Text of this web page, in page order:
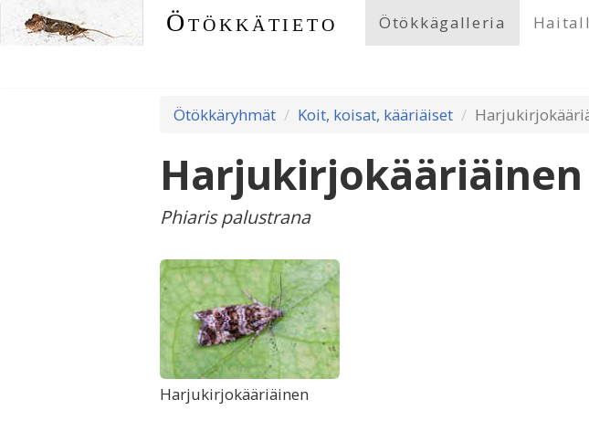
Ötökkätieto Ötökkägalleria
Ötökkäryhmät Koit, koisat, kääriäiset
Harjukirjokääriäinen
Phiaris palustrana
Harjukirjokääriäinen